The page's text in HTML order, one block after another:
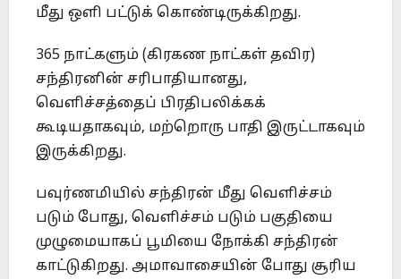
மீது ஒளி பட்டுக் கொண்டிருக்கிறது.
365 நாட்களும் (கிரகண நாட்கள் தவிர)
சந்திரனின் சரிபாதியானது,
வெளிச்சத்தைப் பிரதிபலிக்கக்
கூடியதாகவும், மற்றொரு பாதி இருட்டாகவும்
இருக்கிறது.
பவுர்ணமியில் சந்திரன் மீது வெளிச்சம்
படும் போது, வெளிச்சம் படும் பகுதியை
முழுமையாகப் பூமியை நோக்கி சந்திரன்
காட்டுகிறது. அமாவாசையின் போது சூரிய